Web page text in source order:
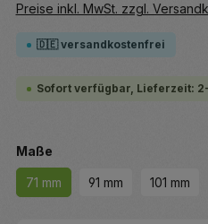
Preise inkl. MwSt. zzgl.
🇩🇪 versandkostenfrei
Sofort verfügbar, Lieferzeit:
Maßeauswählen
71 mm 91 mm 101 mm